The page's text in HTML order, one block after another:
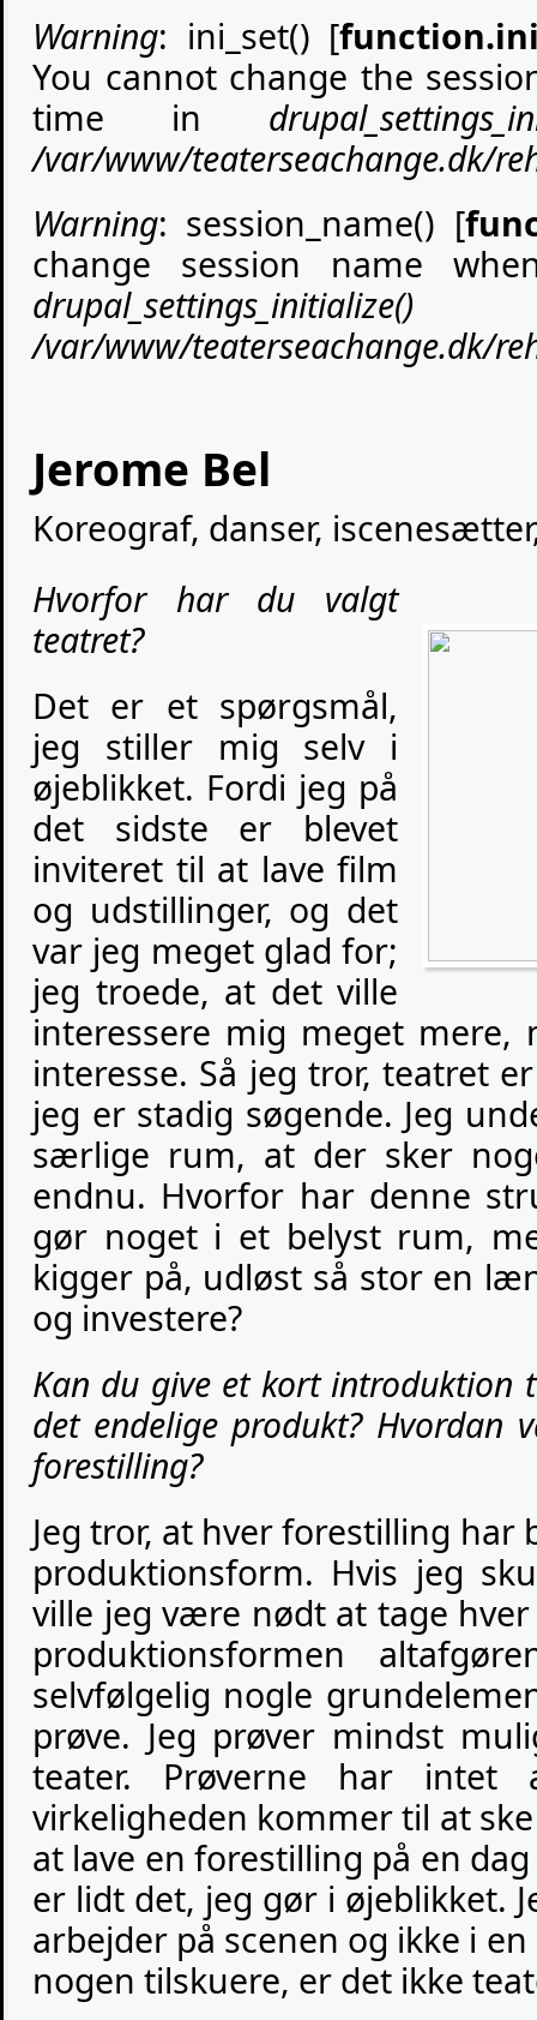
Warning: ini_set() [
You cannot change the
time in
/var/www/teaterseachange.dk/
Warning: session_name() [
change session name
drupal_settings_initialize()
/var/www/teaterseachange.dk/
Jerome Bel
Koreograf, danser,
Hvorfor har du valgt
teatret?
Det er et spørgsmål,
jeg stiller mig selv i
øjeblikket. Fordi jeg på
det sidste er blevet
inviteret til at lave film
og udstillinger, og det
var jeg meget glad for;
jeg troede, at det ville
interessere mig meget
interesse. Så jeg tror, teatret
jeg er stadig søgende. Jeg
særlige rum, at der sker
endnu. Hvorfor har denne
gør noget i et belyst rum,
kigger på, udløst så stor en
og investere?
Kan du give et kort introduktion
det endelige produkt?
forestilling?
Jeg tror, at hver forestilling
produktionsform. Hvis jeg
ville jeg være nødt at tage
produktionsformen
selvfølgelig nogle
prøve. Jeg prøver mindst
teater. Prøverne har
virkeligheden kommer til at
at lave en forestilling på en
er lidt det, jeg gør i øjeblikket.
arbejder på scenen og ikke i
nogen tilskuere, er det ikke